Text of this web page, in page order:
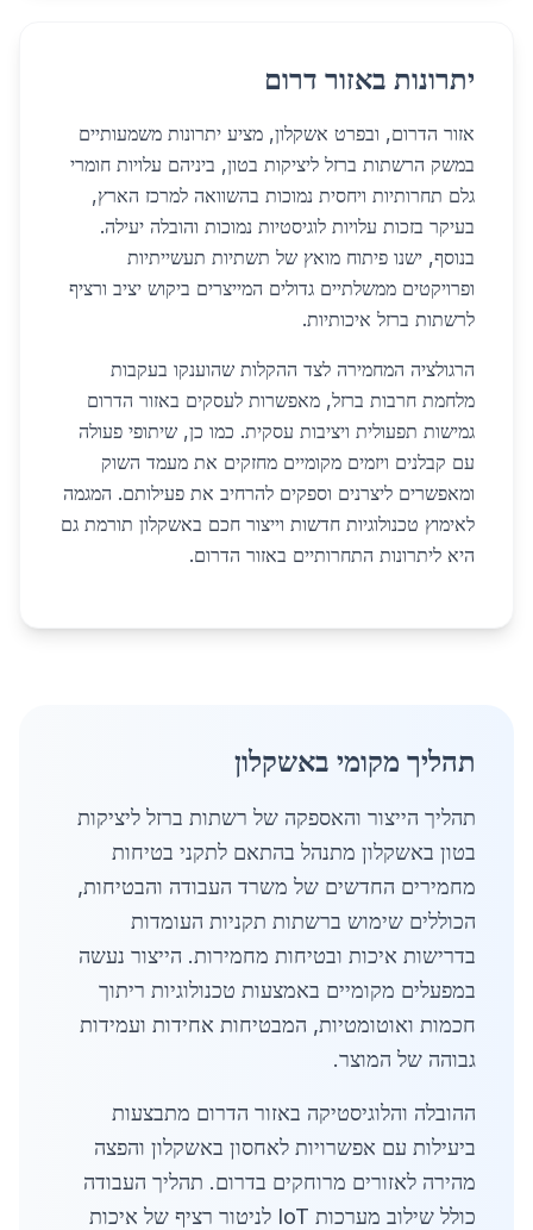
יתרונות באזור דרום
אזור הדרום, ובפרט אשקלון, מציע יתרונות משמעותיים
במשק הרשתות ברזל ליציקות בטון, ביניהם עלויות חומרי
גלם תחרותיות ויחסית נמוכות בהשוואה למרכז הארץ,
בעיקר בזכות עלויות לוגיסטיות נמוכות והובלה יעילה.
בנוסף, ישנו פיתוח מואץ של תשתיות תעשייתיות
ופרויקטים ממשלתיים גדולים המייצרים ביקוש יציב ורציף
לרשתות ברזל איכותיות.
הרגולציה המחמירה לצד ההקלות שהוענקו בעקבות
מלחמת חרבות ברזל, מאפשרות לעסקים באזור הדרום
גמישות תפעולית ויציבות עסקית. כמו כן, שיתופי פעולה
עם קבלנים ויזמים מקומיים מחזקים את מעמד השוק
ומאפשרים ליצרנים וספקים להרחיב את פעילותם. המגמה
לאימוץ טכנולוגיות חדשות וייצור חכם באשקלון תורמת גם
היא ליתרונות התחרותיים באזור הדרום.
תהליך מקומי באשקלון
תהליך הייצור והאספקה של רשתות ברזל ליציקות
בטון באשקלון מתנהל בהתאם לתקני בטיחות
מחמירים החדשים של משרד העבודה והבטיחות,
הכוללים שימוש ברשתות תקניות העומדות
בדרישות איכות ובטיחות מחמירות. הייצור נעשה
במפעלים מקומיים באמצעות טכנולוגיות ריתוך
חכמות ואוטומטיות, המבטיחות אחידות ועמידות
גבוהה של המוצר.
ההובלה והלוגיסטיקה באזור הדרום מתבצעות
ביעילות עם אפשרויות לאחסון באשקלון והפצה
מהירה לאזורים מרוחקים בדרום. תהליך העבודה
כולל שילוב מערכות IoT לניטור רציף של איכות